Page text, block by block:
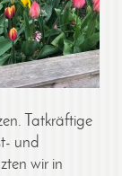
Tatkräftige
und
wir in